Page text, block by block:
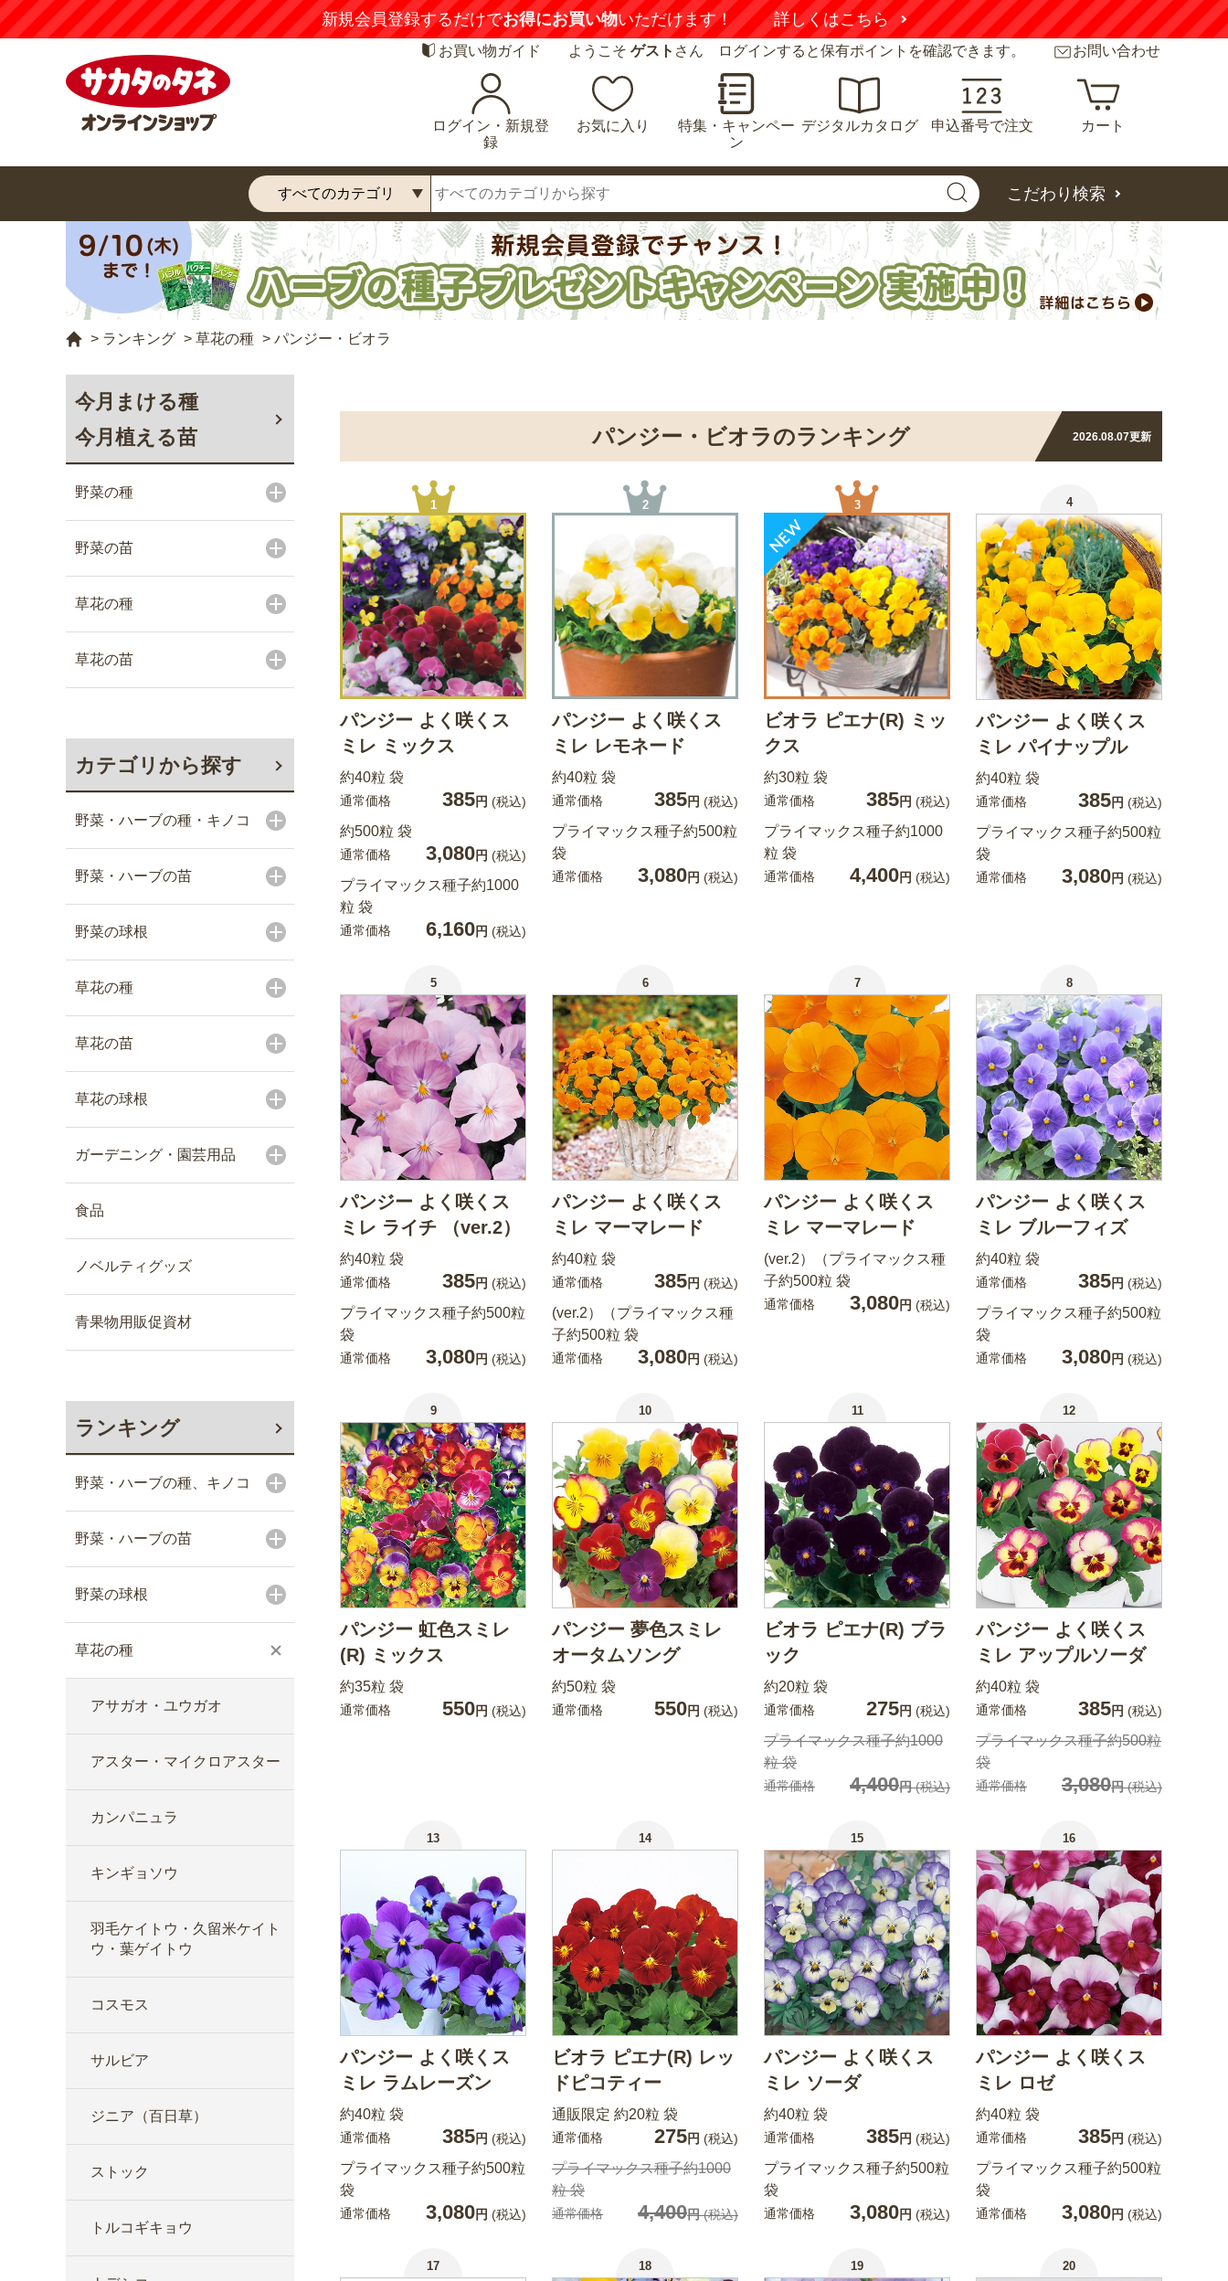
新規会員登録するだけでお得にお買い物いただけます！ 詳しくはこちら
お買い物ガイド ようこそ ゲスト さん ログインすると保有ポイントを確認できます。 お問い合わせ
ログイン・新規登
録
お気に入り
特集・キャンペー
ン
デジタルカタログ 申込番号で注文 カート
こだわり検索
> ランキング > 草花の種 > パンジー・ビオラ
今月まける種
今月植える苗
野菜の種
野菜の苗
草花の種
草花の苗
カテゴリから探す
野菜・ハーブの種・キノコ
野菜・ハーブの苗
野菜の球根
草花の種
草花の苗
草花の球根
ガーデニング・園芸用品
食品
ノベルティグッズ
青果物用販促資材
ランキング
野菜・ハーブの種、キノコ
野菜・ハーブの苗
野菜の球根
草花の種
アサガオ・ユウガオ
アスター・マイクロアスター
カンパニュラ
キンギョソウ
羽毛ケイトウ・久留米ケイト
ウ・葉ゲイトウ
コスモス
サルビア
ジニア（百日草）
ストック
トルコギキョウ
パンジー・ビオラのランキング 2026.08.07更新
1
パンジー よく咲くス
ミレ ミックス
約40粒 袋
通常価格 385円 (税込)
約500粒 袋
通常価格 3,080円 (税込)
プライマックス種子約1000
粒 袋
通常価格 6,160円 (税込)
2
パンジー よく咲くス
ミレ レモネード
約40粒 袋
通常価格 385円 (税込)
プライマックス種子約500粒
袋
通常価格 3,080円 (税込)
3
ビオラ ピエナ(R) ミッ
クス
約30粒 袋
通常価格 385円 (税込)
プライマックス種子約1000
粒 袋
通常価格 4,400円 (税込)
4
パンジー よく咲くス
ミレ パイナップル
約40粒 袋
通常価格 385円 (税込)
プライマックス種子約500粒
袋
通常価格 3,080円 (税込)
5
パンジー よく咲くス
ミレ ライチ （ver.2）
約40粒 袋
通常価格 385円 (税込)
プライマックス種子約500粒
袋
通常価格 3,080円 (税込)
6
パンジー よく咲くス
ミレ マーマレード
約40粒 袋
通常価格 385円 (税込)
(ver.2）（プライマックス種
子約500粒 袋
通常価格 3,080円 (税込)
7
パンジー よく咲くス
ミレ マーマレード
(ver.2）（プライマックス種
子約500粒 袋
通常価格 3,080円 (税込)
8
パンジー よく咲くス
ミレ ブルーフィズ
約40粒 袋
通常価格 385円 (税込)
プライマックス種子約500粒
袋
通常価格 3,080円 (税込)
9
パンジー 虹色スミレ
(R) ミックス
約35粒 袋
通常価格 550円 (税込)
10
パンジー 夢色スミレ
オータムソング
約50粒 袋
通常価格 550円 (税込)
11
ビオラ ピエナ(R) ブラ
ック
約20粒 袋
通常価格 275円 (税込)
プライマックス種子約1000
粒 袋
通常価格 4,400円(税込)
12
パンジー よく咲くス
ミレ アップルソーダ
約40粒 袋
通常価格 385円 (税込)
プライマックス種子約500粒
袋
通常価格 3,080円(税込)
13
パンジー よく咲くス
ミレ ラムレーズン
約40粒 袋
通常価格 385円 (税込)
プライマックス種子約500粒
袋
通常価格 3,080円 (税込)
14
ビオラ ピエナ(R) レッ
ドピコティー
通販限定 約20粒 袋
通常価格 275円 (税込)
プライマックス種子約1000
粒 袋
通常価格 4,400円(税込)
15
パンジー よく咲くス
ミレ ソーダ
約40粒 袋
通常価格 385円 (税込)
プライマックス種子約500粒
袋
通常価格 3,080円 (税込)
16
パンジー よく咲くス
ミレ ロゼ
約40粒 袋
通常価格 385円 (税込)
プライマックス種子約500粒
袋
通常価格 3,080円 (税込)
17 18 19 20